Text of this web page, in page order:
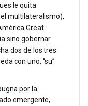
le quita
multilateralismo),
Great
sino gobernar
dos de los tres
con uno: “su”
por la
emergente,